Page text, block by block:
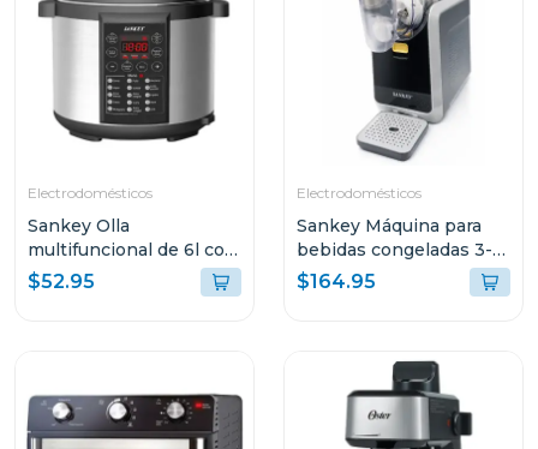
Electrodomésticos
Sankey Olla
multifuncional de 6l con
15 funciones para
cocinar ke65d
$52.95
Electrodomésticos
Sankey Máquina para
bebidas congeladas 3-
en-1 con pantalla tactil
sl2001
$164.95